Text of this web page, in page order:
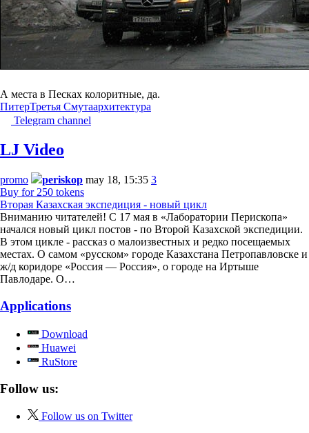
А места в Песках колоритные, да.
ПитерТретья Смутаархитектура
Telegram channel
LJ Video
promo periskop may 18, 15:35 3
Buy for 250 tokens
Вторая Казахская экспедиция - новый цикл
Вниманию читателей! С 17 мая в «Лаборатории Перископа»
начался новый цикл постов - по Второй Казахской экспедиции.
В этом цикле - рассказ о малоизвестных и редко посещаемых
местах. О самом «русском» городе Казахстана Петропавловске и
ж/д коридоре «Россия — Россия», о городе на Иртыше
Павлодаре. О…
Applications
Download
Huawei
RuStore
Follow us:
Follow us on Twitter